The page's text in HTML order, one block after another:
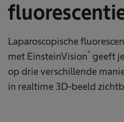
Laparoscopische
met EinsteinVision® geeft
op drie verschillende
in realtime 3D-beeld